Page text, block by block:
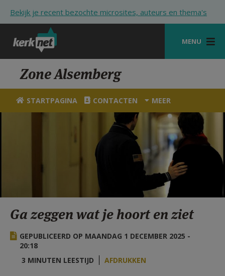
Bekijk je recent bezochte microsites, auteurs en thema's
MENU
STARTPAGINA
KERK
VIERINGEN
HULP
STARTPAGINA PORTAAL
MIJN PAROCHIE
AANMELDEN OF REGISTREREN
Zone Alsemberg
STARTPAGINA CONTACTEN MEER
Ga zeggen wat je hoort en ziet
GEPUBLICEERD OP MAANDAG 1 DECEMBER 2025 -
20:18
3 MINUTEN LEESTIJD
AFDRUKKEN